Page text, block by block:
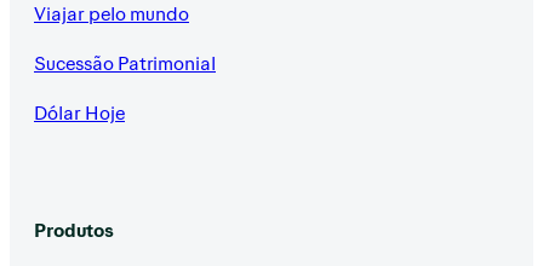
Viajar pelo mundo
Sucessão Patrimonial
Dólar Hoje
Produtos